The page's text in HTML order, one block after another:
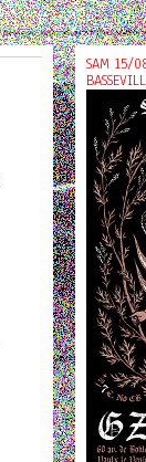
SAM 15/